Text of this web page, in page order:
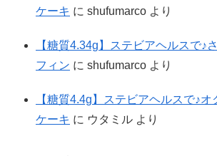
ケーキ に shufumarco より
【糖質4.34g】ステビアヘルスで♪
フィン に shufumarco より
【糖質4.4g】ステビアヘルスで♪
ケーキ に ウタミル より